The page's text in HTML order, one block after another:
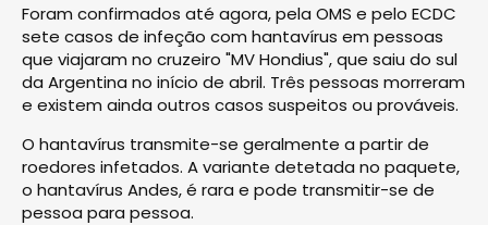
Foram confirmados até agora, pela OMS e pelo ECDC
sete casos de infeção com hantavírus em pessoas
que viajaram no cruzeiro "MV Hondius", que saiu do sul
da Argentina no início de abril. Três pessoas morreram
e existem ainda outros casos suspeitos ou prováveis.
O hantavírus transmite-se geralmente a partir de
roedores infetados. A variante detetada no paquete,
o hantavírus Andes, é rara e pode transmitir-se de
pessoa para pessoa.